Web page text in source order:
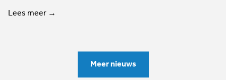
Lees meer →
Meer nieuws